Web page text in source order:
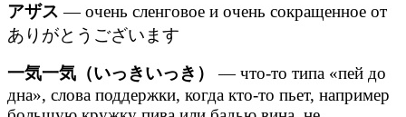
アザス — очень сленговое и очень сокращенное от
ありがとうございます
一気一気（いっきいっき）
— что-то типа «пей до
дна», слова поддержки, когда кто-то пьет, например